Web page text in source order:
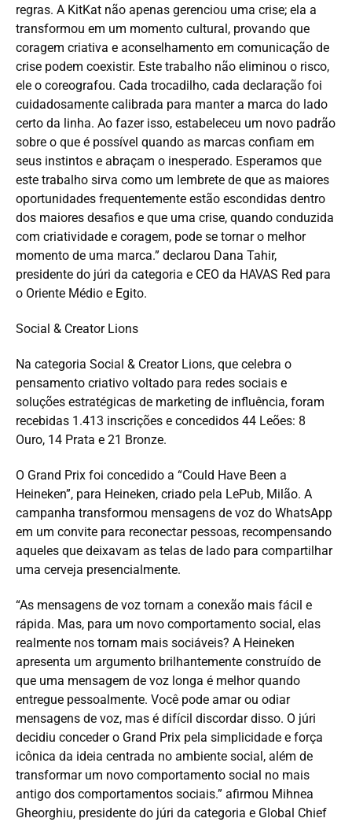
regras. A KitKat não apenas gerenciou uma crise; ela a
transformou em um momento cultural, provando que
coragem criativa e aconselhamento em comunicação de
crise podem coexistir. Este trabalho não eliminou o risco,
ele o coreografou. Cada trocadilho, cada declaração foi
cuidadosamente calibrada para manter a marca do lado
certo da linha. Ao fazer isso, estabeleceu um novo padrão
sobre o que é possível quando as marcas confiam em
seus instintos e abraçam o inesperado. Esperamos que
este trabalho sirva como um lembrete de que as maiores
oportunidades frequentemente estão escondidas dentro
dos maiores desafios e que uma crise, quando conduzida
com criatividade e coragem, pode se tornar o melhor
momento de uma marca.” declarou Dana Tahir,
presidente do júri da categoria e CEO da HAVAS Red para
o Oriente Médio e Egito.
Social & Creator Lions
Na categoria Social & Creator Lions, que celebra o
pensamento criativo voltado para redes sociais e
soluções estratégicas de marketing de influência, foram
recebidas 1.413 inscrições e concedidos 44 Leões: 8
Ouro, 14 Prata e 21 Bronze.
O Grand Prix foi concedido a “Could Have Been a
Heineken”, para Heineken, criado pela LePub, Milão. A
campanha transformou mensagens de voz do WhatsApp
em um convite para reconectar pessoas, recompensando
aqueles que deixavam as telas de lado para compartilhar
uma cerveja presencialmente.
“As mensagens de voz tornam a conexão mais fácil e
rápida. Mas, para um novo comportamento social, elas
realmente nos tornam mais sociáveis? A Heineken
apresenta um argumento brilhantemente construído de
que uma mensagem de voz longa é melhor quando
entregue pessoalmente. Você pode amar ou odiar
mensagens de voz, mas é difícil discordar disso. O júri
decidiu conceder o Grand Prix pela simplicidade e força
icônica da ideia centrada no ambiente social, além de
transformar um novo comportamento social no mais
antigo dos comportamentos sociais.” afirmou Mihnea
Gheorghiu, presidente do júri da categoria e Global Chief